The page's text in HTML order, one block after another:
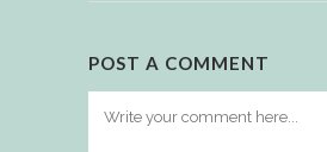
POST A COMMENT